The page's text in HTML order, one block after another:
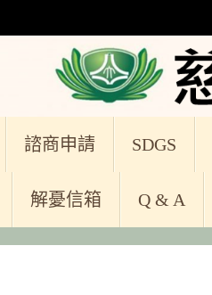
諮商申請 SDGS
解憂信箱 Q & A